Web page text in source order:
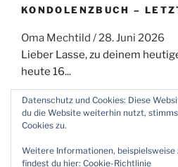
KONDOLENZBUCH –
Oma Mechtild /28. Juni 2026
Lieber Lasse, zu deinem
heute 16...
Mail
Datenschutz und Cookies: Diese
du die Website weiterhin nutzt,
Cookies zu.
Weitere Informationen, beispielsweise
findest du hier: Cookie-Richtlinie